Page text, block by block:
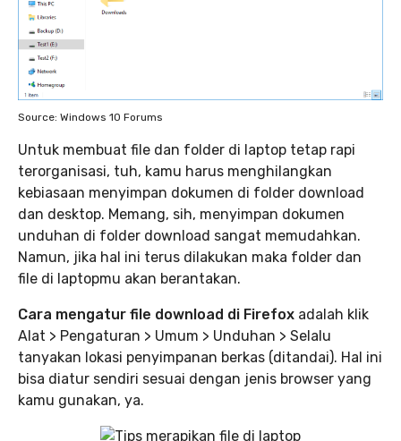
Source: Windows 10 Forums
Untuk membuat file dan folder di laptop tetap rapi
terorganisasi, tuh, kamu harus menghilangkan
kebiasaan menyimpan dokumen di folder download
dan desktop. Memang, sih, menyimpan dokumen
unduhan di folder download sangat memudahkan.
Namun, jika hal ini terus dilakukan maka folder dan
file di laptopmu akan berantakan.
Cara mengatur file download di Firefox adalah klik
Alat > Pengaturan > Umum > Unduhan > Selalu
tanyakan lokasi penyimpanan berkas (ditandai). Hal ini
bisa diatur sendiri sesuai dengan jenis browser yang
kamu gunakan, ya.